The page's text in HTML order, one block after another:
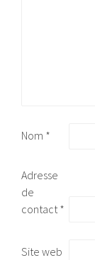
Nom *
Adresse
de
contact *
Site web